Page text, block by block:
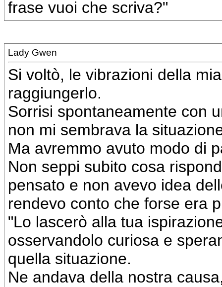
frase vuoi che scriva?"
Lady Gwen
Si voltò, le vibrazioni della
raggiungerlo.
Sorrisi spontaneamente con
non mi sembrava la
Ma avremmo avuto modo di
Non seppi subito cosa
pensato e non avevo idea
rendevo conto che forse era
"Lo lascerò alla tua
osservandolo curiosa e
quella situazione.
Ne andava della nostra